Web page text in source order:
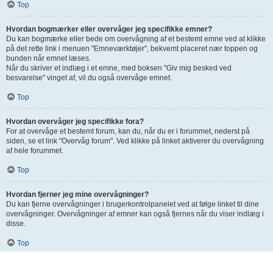
Top
Hvordan bogmærker eller overvåger jeg specifikke emner?
Du kan bogmærke eller bede om overvågning af et bestemt emne ved at klikke
på det rette link i menuen "Emneværktøjer", bekvemt placeret nær toppen og
bunden når emnet læses.
Når du skriver et indlæg i et emne, med boksen "Giv mig besked ved
besvarelse" vinget af, vil du også overvåge emnet.
Top
Hvordan overvåger jeg specifikke fora?
For at overvåge et bestemt forum, kan du, når du er i forummet, nederst på
siden, se et link "Overvåg forum". Ved klikke på linket aktiverer du overvågning
af hele forummet.
Top
Hvordan fjerner jeg mine overvågninger?
Du kan fjerne overvågninger i brugerkontrolpanelet ved at følge linket til dine
overvågninger. Overvågninger af emner kan også fjernes når du viser indlæg i
disse.
Top